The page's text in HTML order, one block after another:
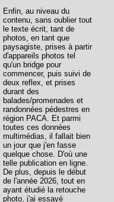
Enfin, au niveau du
contenu, sans oublier tout
le texte écrit, tant de
photos, en tant que
paysagiste, prises à partir
d'appareils photos tel
qu'un bridge pour
commencer, puis suivi de
deux reflex, et prises
durant des
balades/promenades et
randonnées pédestres en
région PACA. Et parmi
toutes ces données
multimédias, il fallait bien
un jour que j'en fasse
quelque chose. D'où une
telle publication en ligne.
De plus, depuis le début
de l'année 2026, tout en
ayant étudié la retouche
photo, j'ai essayé